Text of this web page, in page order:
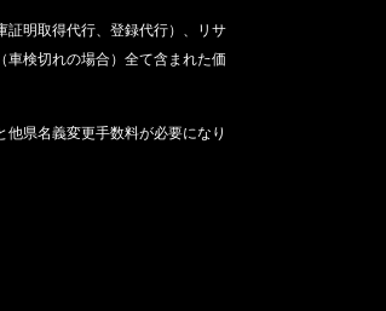
証明取得代行、登録代行）、リサ
検切れの場合） 全て含まれた価
県名義変更手数料が必要になり